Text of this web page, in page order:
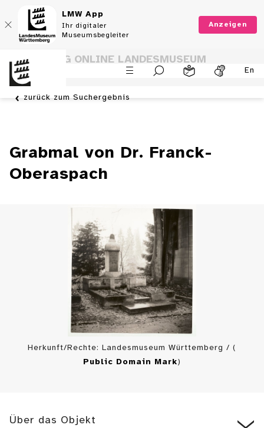
LMW App
Ihr digitaler
Museumsbegleiter
Anzeigen
En
SAMMLUNG ONLINE LANDESMUSEUM
WÜRTTEMBERG
zurück zum Suchergebnis
Grabmal von Dr. Franck-
Oberaspach
Herkunft/Rechte: Landesmuseum Württemberg / (
Public Domain Mark)
Über das Objekt